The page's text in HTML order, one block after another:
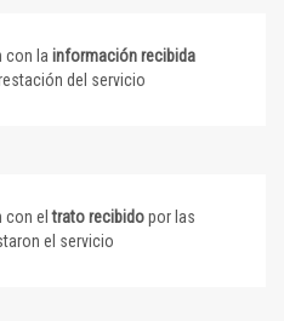
con la información recibida
del servicio
con eltrato recibidopor las
el servicio